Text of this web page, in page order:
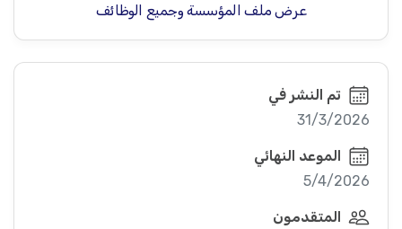
عرض ملف المؤسسة وجميع الوظائف
تم النشر في
31/3/2026
الموعد النهائي
5/4/2026
المتقدمون